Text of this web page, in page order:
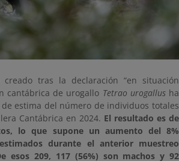
tras la declaración “en situación
cantábrica de urogallo Tetrao urogallusha
estima del número de individuos totales
Cantábrica en 2024. El resultado es de
lo que supone un aumento del 8%
durante el anterior muestreo
esos 209, 117 (56%) son machos y 92